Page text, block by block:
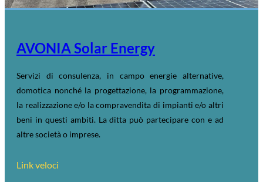
AVONIA Solar Energy
Servizi di consulenza, in campo energie alternative,
domotica nonché la progettazione, la programmazione,
la realizzazione e/o la compravendita di impianti e/o altri
beni in questi ambiti. La ditta può partecipare con e ad
altre società o imprese.
Link veloci